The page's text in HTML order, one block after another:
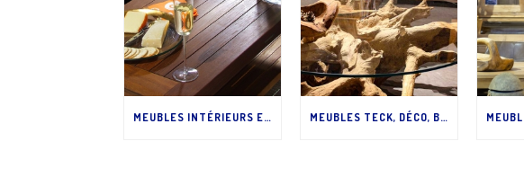
MEUBLES INTÉRIEURS EN TECK : QUELLE FINITION ? MEUBLES TECK, DÉCO, BIJOUX INDONÉSIENS